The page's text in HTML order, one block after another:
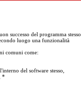
successo del programma stesso.
luogo una funzionalità
comuni come:
del software stesso,
*